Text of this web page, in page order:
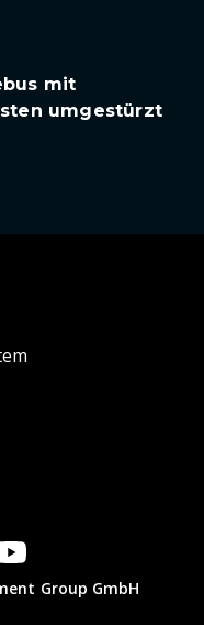
mit
umgestürzt
Group GmbH